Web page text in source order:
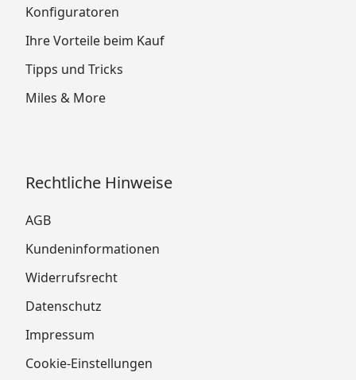
Konfiguratoren
Ihre Vorteile beim Kauf
Tipps und Tricks
Miles & More
Rechtliche Hinweise
AGB
Kundeninformationen
Widerrufsrecht
Datenschutz
Impressum
Cookie-Einstellungen